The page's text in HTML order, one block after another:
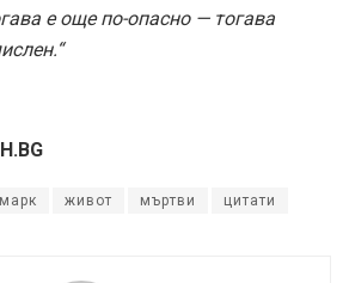
е още по-опасно — тогава
живот мъртви цитати